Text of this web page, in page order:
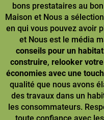
bons prestataires au
Maison et Nous a
en qui vous pouvez avoir
et Nous est le média
conseils pour un habitat
construire, relooker
économies avec une
qualité que nous avons
des travaux dans un
les consommateurs.